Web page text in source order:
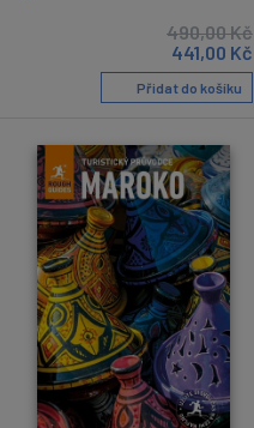
490,00Kč
441,00 Kč
Přidat do košíku